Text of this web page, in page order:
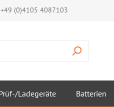
+49 (0)4105 4087103
Ladegeräte Batterien